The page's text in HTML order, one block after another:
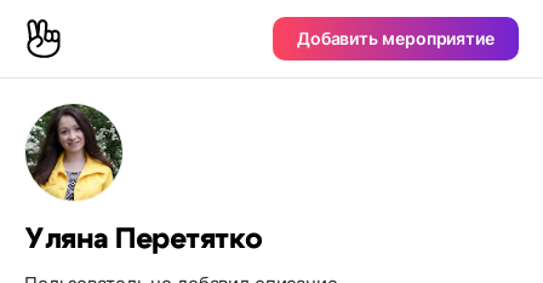
Добавить мероприятие
Уляна Перетятко